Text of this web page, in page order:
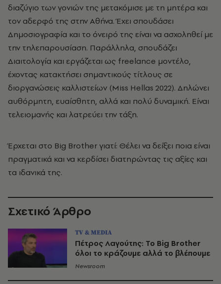
διαζύγιο των γονιών της μετακόμισε με τη μητέρα και
τον αδερφό της στην Αθήνα. Έχει σπουδάσει
Δημοσιογραφία και το όνειρό της είναι να ασχοληθεί με
την τηλεπαρουσίαση. Παράλληλα, σπουδάζει
Διαιτολογία και εργάζεται ως freelance μοντέλο,
έχοντας κατακτήσει σημαντικούς τίτλους σε
διοργανώσεις καλλιστείων (Miss Hellas 2022). Δηλώνει
αυθόρμητη, ευαίσθητη, αλλά και πολύ δυναμική. Είναι
τελειομανής και λατρεύει την τάξη.
Έρχεται στο Big Brother γιατί: Θέλει να δείξει ποια είναι
πραγματικά και να κερδίσει διατηρώντας τις αξίες και
τα ιδανικά της.
Σχετικό Άρθρο
TV & MEDIA
Πέτρος Λαγούτης: Το Big Brother
όλοι το κράζουμε αλλά το βλέπουμε
Newsroom